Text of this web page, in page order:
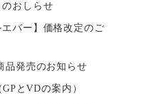
おしらせ
エバー】価格改定のご
品発売のお知らせ
とVDの案内）